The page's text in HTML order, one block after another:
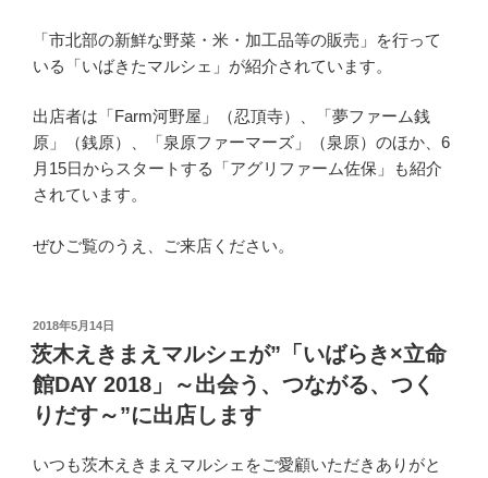
「市北部の新鮮な野菜・米・加工品等の販売」を行って
いる「いばきたマルシェ」が紹介されています。
出店者は「Farm河野屋」（忍頂寺）、「夢ファーム銭
原」（銭原）、「泉原ファーマーズ」（泉原）のほか、6
月15日からスタートする「アグリファーム佐保」も紹介
されています。
ぜひご覧のうえ、ご来店ください。
投
稿
日:
2018年5月14日
茨木えきまえマルシェが”「いばらき×立命
館DAY 2018」～出会う、つながる、つく
りだす～”に出店します
いつも茨木えきまえマルシェをご愛顧いただきありがと